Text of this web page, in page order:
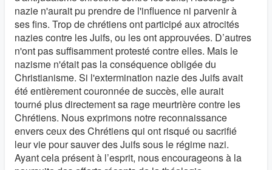
nazie n'aurait pu prendre de l'influence ni parvenir à
ses fins. Trop de chrétiens ont participé aux atrocités
nazies contre les Juifs, ou les ont approuvées. D’autres
n'ont pas suffisamment protesté contre elles. Mais le
nazisme n'était pas la conséquence obligée du
Christianisme. Si l'extermination nazie des Juifs avait
été entièrement couronnée de succès, elle aurait
tourné plus directement sa rage meurtrière contre les
Chrétiens. Nous exprimons notre reconnaissance
envers ceux des Chrétiens qui ont risqué ou sacrifié
leur vie pour sauver des Juifs sous le régime nazi.
Ayant cela présent à l’esprit, nous encourageons à la